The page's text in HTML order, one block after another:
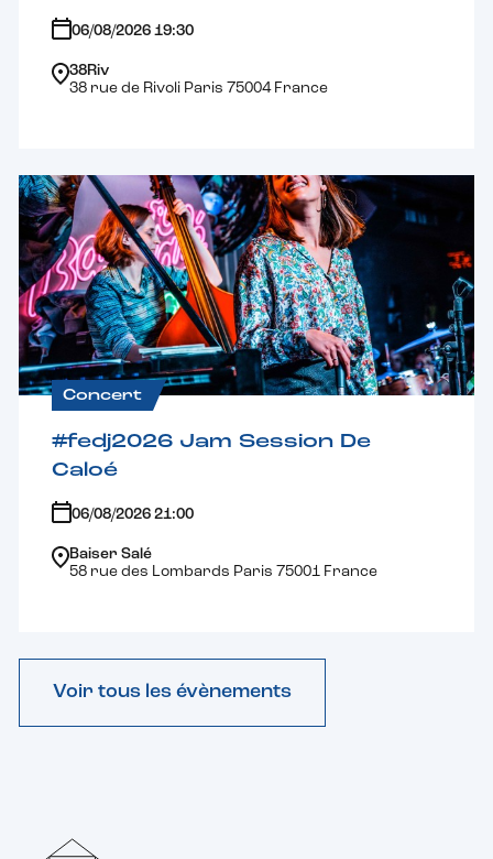
06/08/2026 19:30
38Riv
38 rue de Rivoli Paris 75004 France
Concert
#fedj2026 Jam Session De
Caloé
06/08/2026 21:00
Baiser Salé
58 rue des Lombards Paris 75001 France
Voir tous les évènements